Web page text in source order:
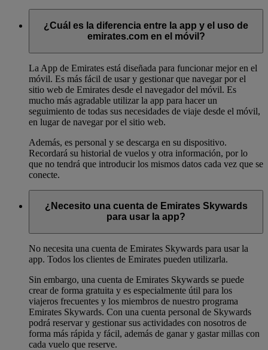
¿Cuál es la diferencia entre la app y el uso de
emirates.com en el móvil?
La App de Emirates está diseñada para funcionar mejor en el
móvil. Es más fácil de usar y gestionar que navegar por el
sitio web de Emirates desde el navegador del móvil. Es
mucho más agradable utilizar la app para hacer un
seguimiento de todas sus necesidades de viaje desde el móvil,
en lugar de navegar por el sitio web.
Además, es personal y se descarga en su dispositivo.
Recordará su historial de vuelos y otra información, por lo
que no tendrá que introducir los mismos datos cada vez que se
conecte.
¿Necesito una cuenta de Emirates Skywards
para usar la app?
No necesita una cuenta de Emirates Skywards para usar la
app. Todos los clientes de Emirates pueden utilizarla.
Sin embargo, una cuenta de Emirates Skywards se puede
crear de forma gratuita y es especialmente útil para los
viajeros frecuentes y los miembros de nuestro programa
Emirates Skywards. Con una cuenta personal de Skywards
podrá reservar y gestionar sus actividades con nosotros de
forma más rápida y fácil, además de ganar y gastar millas con
cada vuelo que reserve.